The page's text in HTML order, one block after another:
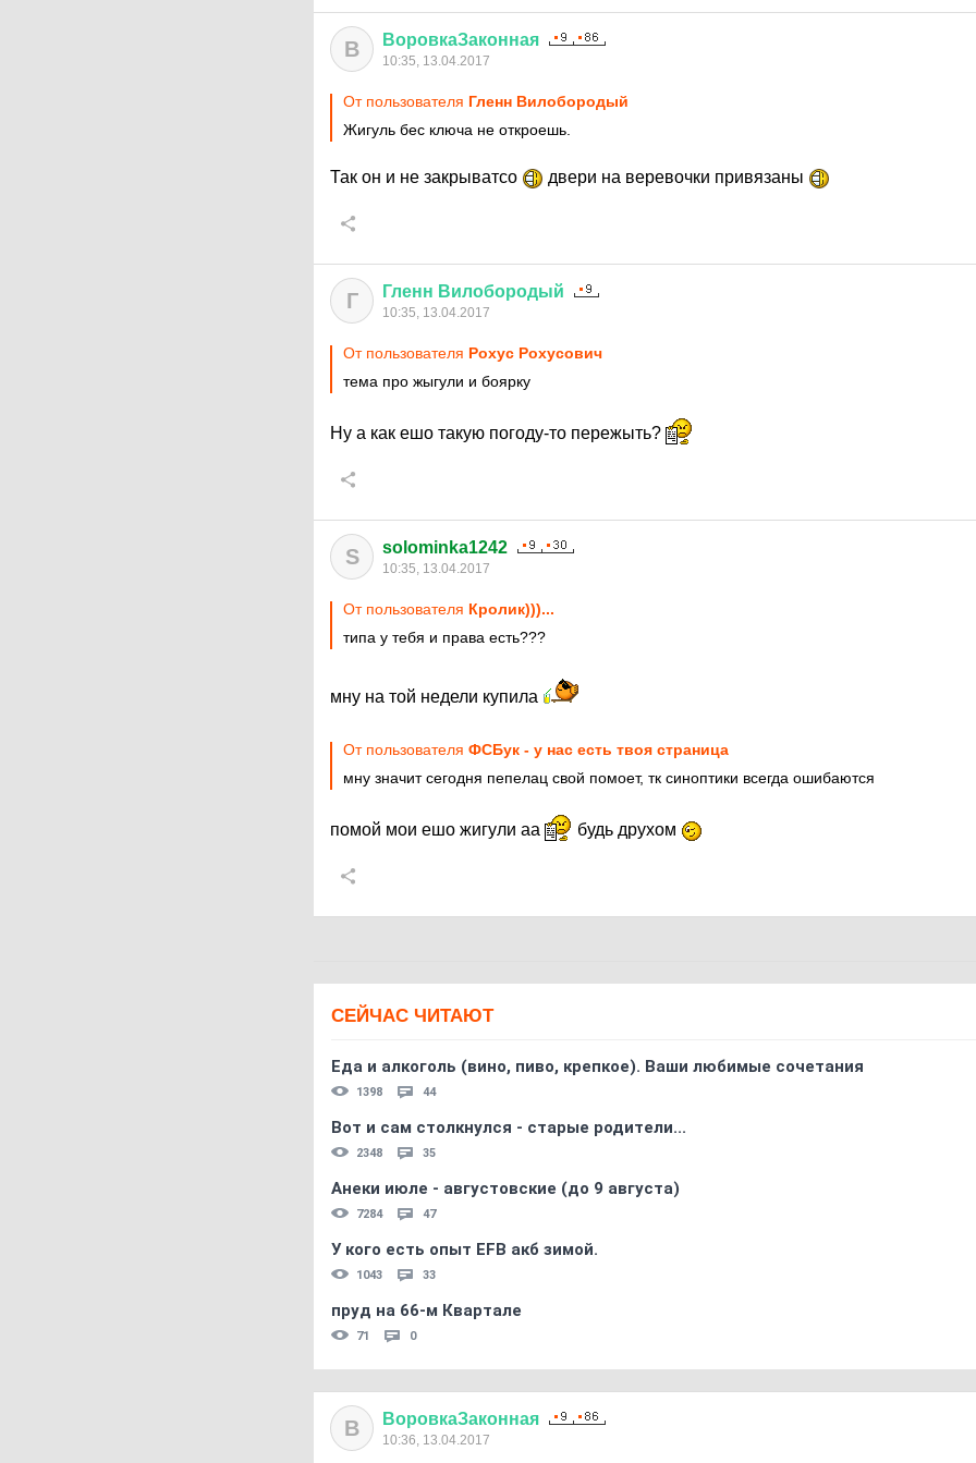
В ВоровкаЗаконная
10:35, 13.04.2017
От пользователя Гленн Вилобородый
Жигуль бес ключа не откроешь.
Так он и не закрыватсо двери на веревочки привязаны
Г Гленн Вилобородый
10:35, 13.04.2017
От пользователя Рохус Рохусович
тема про жыгули и боярку
Ну а как ешо такую погоду-то пережыть?
S solominka1242
10:35, 13.04.2017
От пользователя Кролик)))...
типа у тебя и права есть???
мну на той недели купила
От пользователя ФСБук - у нас есть твоя страница
мну значит сегодня пепелац свой помоет, тк синоптики всегда ошибаются
помой мои ешо жигули аа будь друхом
СЕЙЧАС ЧИТАЮТ
Еда и алкоголь (вино, пиво, крепкое). Ваши любимые сочетания
1398 44
Вот и сам столкнулся - старые родители...
2348 35
Анеки июле - августовские (до 9 августа)
7284 47
У кого есть опыт EFB акб зимой.
1043 33
пруд на 66-м Квартале
71 0
В ВоровкаЗаконная
10:36, 13.04.2017